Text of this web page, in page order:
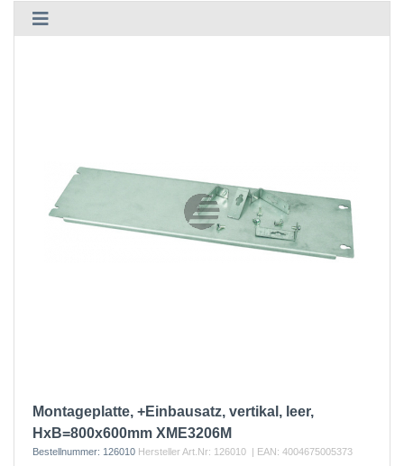
Montageplatte, +Einbausatz, vertikal, leer,
HxB=800x600mm XME3206M
Bestellnummer: 126010 Hersteller Art.Nr: 126010 | EAN: 4004675005373